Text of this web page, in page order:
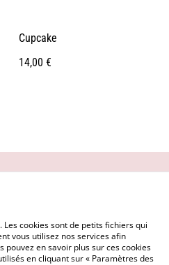
Cupcake
14,00 €
de cookies
cookies sont de petits fichiers qui
vous utilisez nos services afin
en savoir plus sur ces cookies
en cliquant sur « Paramètres des